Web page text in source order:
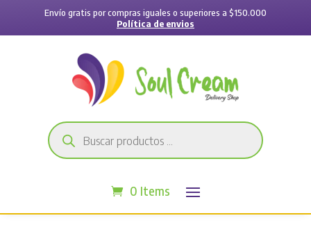
Envío gratis por compras iguales o superiores a $150.000
Política de envios
Búsqueda
de
productos
0 Items